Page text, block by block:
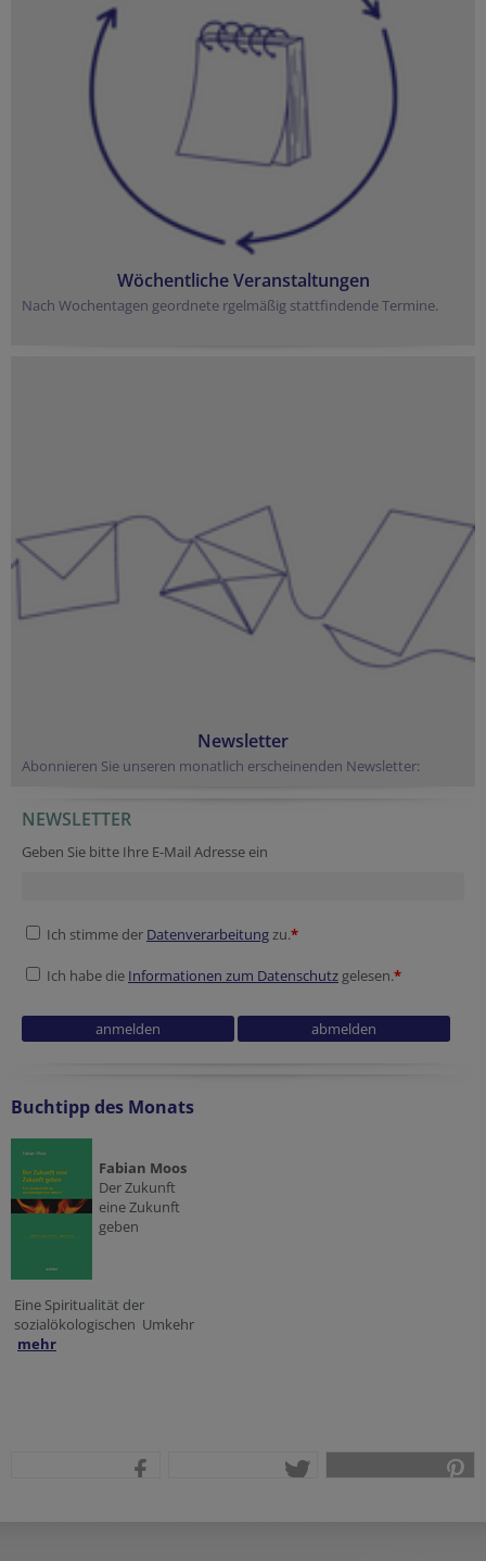
Wöchentliche Veranstaltungen
Nach Wochentagen geordnete rgelmäßig stattfindende Termine.
Newsletter
Abonnieren Sie unseren monatlich erscheinenden Newsletter:
URL
Reference
Secondary phone
Secondary phone
Fax
URL
Homepage
NEWSLETTER
Geben Sie bitte Ihre E-Mail Adresse ein
Ich stimme der Datenverarbeitungzu.*
Ich habe die Informationen zum Datenschutz gelesen.*
Buchtipp des Monats
Fabian Moos
Der Zukunft
eine Zukunft
geben
Eine Spiritualität der
sozialökologischen Umkehr
mehr